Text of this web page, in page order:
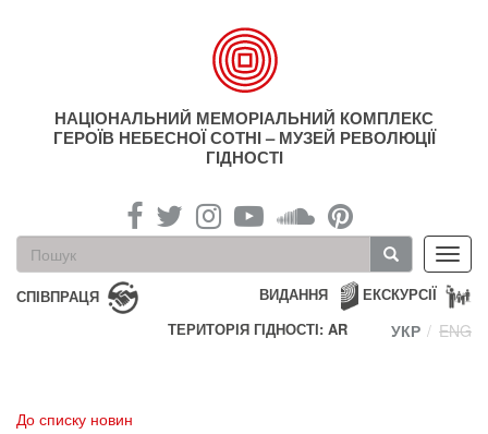
НАЦІОНАЛЬНИЙ МЕМОРІАЛЬНИЙ КОМПЛЕКС
ГЕРОЇВ НЕБЕСНОЇ СОТНІ – МУЗЕЙ РЕВОЛЮЦІЇ
ГІДНОСТІ
Пошукова
форма
Пошук
СПІВПРАЦЯ ЕКСКУРСІЇ
ВИДАННЯ
ТЕРИТОРІЯ ГІДНОСТІ: AR
УКР ENG
До списку новин